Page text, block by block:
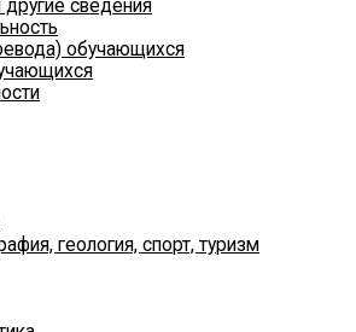
другие сведения
обучающихся
геология, спорт, туризм